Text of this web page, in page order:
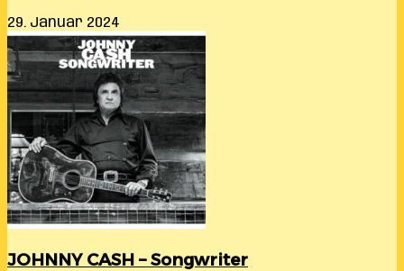
29. Januar 2024
JOHNNY CASH – Songwriter